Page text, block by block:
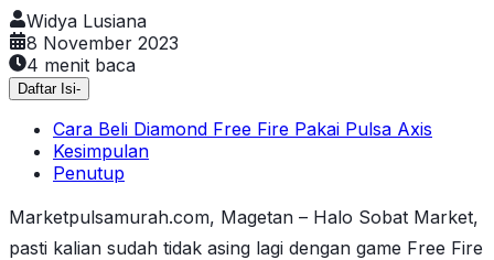
Widya Lusiana
8 November 2023
4 menit baca
Daftar Isi-
Cara Beli Diamond Free Fire Pakai Pulsa Axis
Kesimpulan
Penutup
Marketpulsamurah.com, Magetan – Halo Sobat Market,
pasti kalian sudah tidak asing lagi dengan game Free Fire